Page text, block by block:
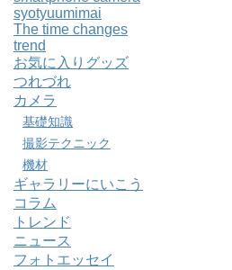
syotyuumimai
The time changes
trend
お気に入りグッズ
つれづれ
カメラ
基礎知識
撮影テクニック
機材
ギャラリーにいこう
コラム
トレンド
ニュース
フォトエッセイ